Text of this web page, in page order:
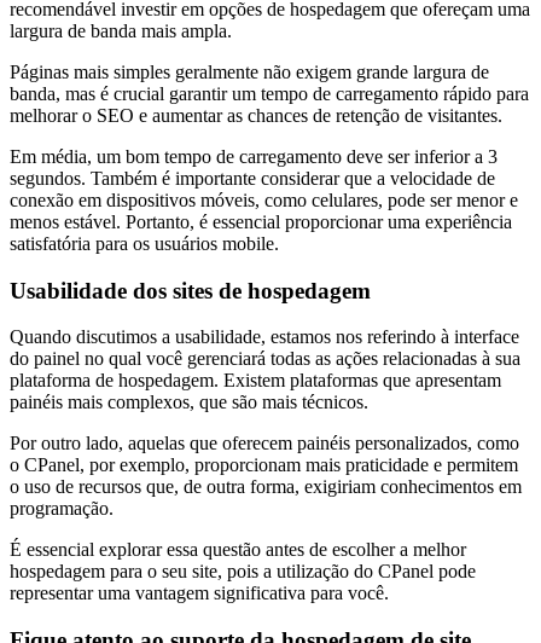
recomendável investir em opções de hospedagem que ofereçam uma
largura de banda mais ampla.
Páginas mais simples geralmente não exigem grande largura de
banda, mas é crucial garantir um tempo de carregamento rápido para
melhorar o SEO e aumentar as chances de retenção de visitantes.
Em média, um bom tempo de carregamento deve ser inferior a 3
segundos. Também é importante considerar que a velocidade de
conexão em dispositivos móveis, como celulares, pode ser menor e
menos estável. Portanto, é essencial proporcionar uma experiência
satisfatória para os usuários mobile.
Usabilidade dos sites de hospedagem
Quando discutimos a usabilidade, estamos nos referindo à interface
do painel no qual você gerenciará todas as ações relacionadas à sua
plataforma de hospedagem. Existem plataformas que apresentam
painéis mais complexos, que são mais técnicos.
Por outro lado, aquelas que oferecem painéis personalizados, como
o CPanel, por exemplo, proporcionam mais praticidade e permitem
o uso de recursos que, de outra forma, exigiriam conhecimentos em
programação.
É essencial explorar essa questão antes de escolher a melhor
hospedagem para o seu site, pois a utilização do CPanel pode
representar uma vantagem significativa para você.